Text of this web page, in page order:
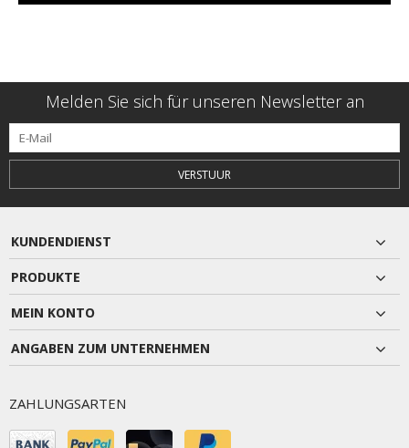
Melden Sie sich für unseren Newsletter an
VERSTUUR
KUNDENDIENST
PRODUKTE
MEIN KONTO
ANGABEN ZUM UNTERNEHMEN
ZAHLUNGSARTEN